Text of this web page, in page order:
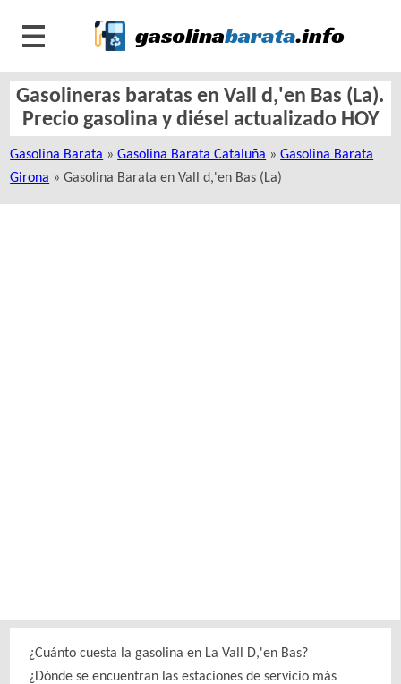
Gasolineras baratas en Vall d,'en Bas (La).
Precio gasolina y diésel actualizado HOY
Gasolina Barata »Gasolina Barata Cataluña »Gasolina Barata
Girona » Gasolina Barata en Vall d,'en Bas (La)
¿Cuánto cuesta la gasolina en La Vall D,'en Bas?
¿Dónde se encuentran las estaciones de servicio más